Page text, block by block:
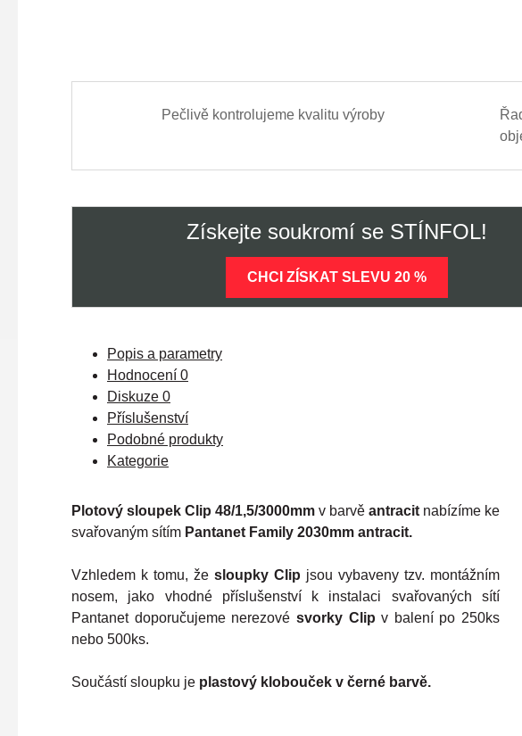
Pečlivě kontrolujeme kvalitu výroby
Získejte soukromí se STÍNFOL!
CHCI ZÍSKAT SLEVU 20 %
Popis a parametry
Hodnocení 0
Diskuze 0
Příslušenství
Podobné produkty
Kategorie
Plotový sloupek Clip 48/1,5/3000mm v barvě antracit nabízíme ke
svařovaným sítím Pantanet Family 2030mm antracit.
Vzhledem k tomu, že sloupky Clip jsou vybaveny tzv. montážním
nosem, jako vhodné příslušenství k instalaci svařovaných sítí
Pantanet doporučujeme nerezové svorky Clipv balení po 250ks
nebo 500ks.
Součástí sloupku je plastový klobouček v černé barvě.